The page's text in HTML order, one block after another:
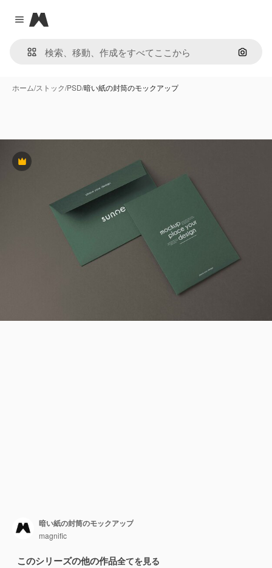
Close menu
Magnific
画像で
ホーム/ストック/PSD/暗い紙の封筒のモックアップ
Premium
暗い紙の封筒のモックアップ
magnific
このシリーズの他の作品全てを見る